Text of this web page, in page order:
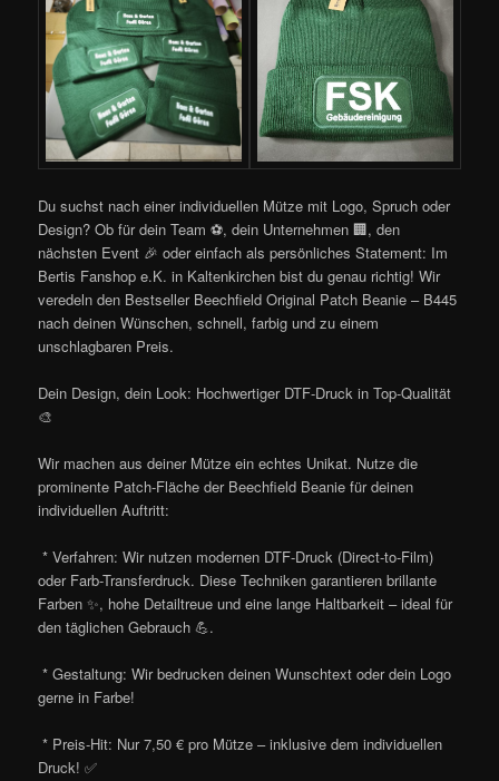
Du suchst nach einer individuellen Mütze mit Logo, Spruch oder
Design? Ob für dein Team ⚽, dein Unternehmen 🏢, den
nächsten Event 🎉 oder einfach als persönliches Statement: Im
Bertis Fanshop e.K. in Kaltenkirchen bist du genau richtig! Wir
veredeln den Bestseller Beechfield Original Patch Beanie – B445
nach deinen Wünschen, schnell, farbig und zu einem
unschlagbaren Preis.
Dein Design, dein Look: Hochwertiger DTF-Druck in Top-Qualität
🎨
Wir machen aus deiner Mütze ein echtes Unikat. Nutze die
prominente Patch-Fläche der Beechfield Beanie für deinen
individuellen Auftritt:
* Verfahren: Wir nutzen modernen DTF-Druck (Direct-to-Film)
oder Farb-Transferdruck. Diese Techniken garantieren brillante
Farben ✨, hohe Detailtreue und eine lange Haltbarkeit – ideal für
den täglichen Gebrauch 💪.
* Gestaltung: Wir bedrucken deinen Wunschtext oder dein Logo
gerne in Farbe!
* Preis-Hit: Nur 7,50 € pro Mütze – inklusive dem individuellen
Druck! ✅